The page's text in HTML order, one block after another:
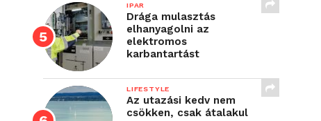
IPAR
Drága mulasztás
elhanyagolni az
elektromos
karbantartást
LIFESTYLE
Az utazási kedv nem
csökken, csak átalakul